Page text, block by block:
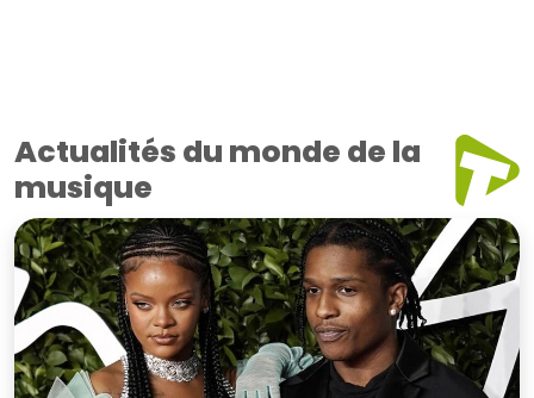
Actualités du monde de la
musique